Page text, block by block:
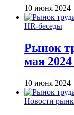
10 июня 2024
HR-беседы
Рынок
мая 2024
10 июня 2024
Новости